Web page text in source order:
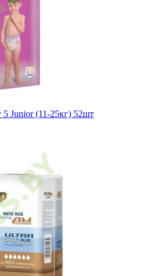
Junior (11-25кг) 52шт